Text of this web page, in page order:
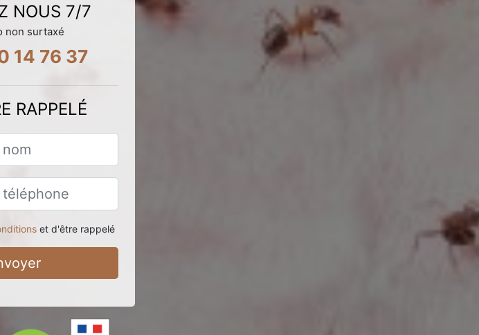
NOUS 7/7
non surtaxé
14 76 37
RAPPELÉ
et d'être rappelé